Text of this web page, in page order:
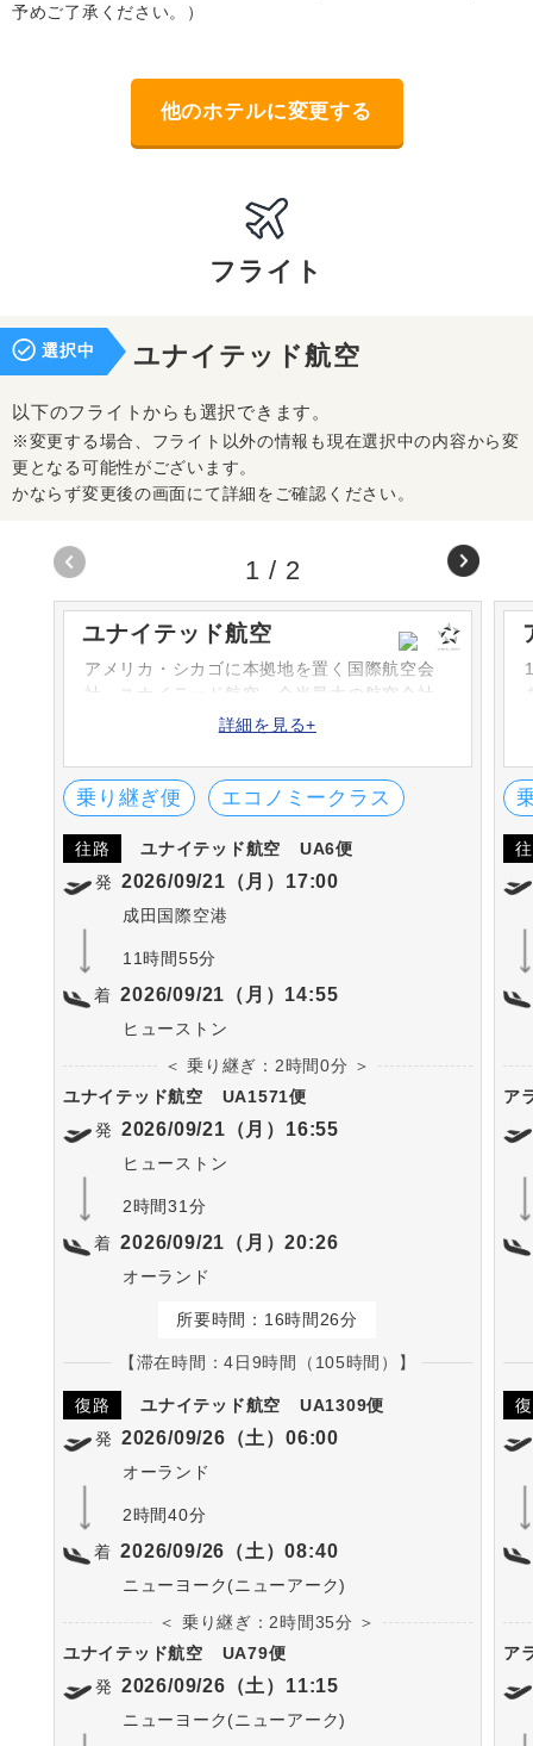
予めご了承ください。）
他のホテルに変更する
フライト
選択中 ユナイテッド航空
以下のフライトからも選択できます。
※変更する場合、フライト以外の情報も現在選択中の内容から変
更となる可能性がございます。
かならず変更後の画面にて詳細をご確認ください。
ユナイテッド航空
アメリカ・シカゴに本拠地を置く国際航空会
社・ユナイテッド航空。全米最大の航空会社
であり、スターアライアンスの中心的な航空
とのコードシェア便を運航しています。
詳細を見る+
乗り継ぎ便 エコノミークラス
往路 ユナイテッド航空
UA6便
発 2026/09/21（月）17:00
成田国際空港
11時間55分
着 2026/09/21（月）14:55
ヒューストン
＜ 乗り継ぎ：2時間0分 ＞
ユナイテッド航空
UA1571便
発 2026/09/21（月）16:55
ヒューストン
2時間31分
着 2026/09/21（月）20:26
オーランド
所要時間：16時間26分
【滞在時間：4日9時間（105時間）】
復路 ユナイテッド航空
UA1309便
発 2026/09/26（土）06:00
オーランド
2時間40分
着 2026/09/26（土）08:40
ニューヨーク(ニューアーク)
＜ 乗り継ぎ：2時間35分 ＞
ユナイテッド航空
UA79便
発 2026/09/26（土）11:15
ニューヨーク(ニューアーク)
ア
ア
1 / 2